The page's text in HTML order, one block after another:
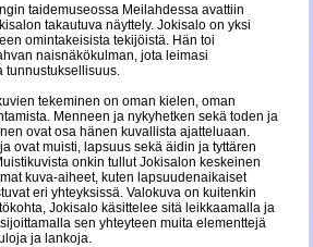
taidemuseossa Meilahdessa avattiin
takautuva näyttely. Jokisalo on yksi
omintakeisista tekijöistä. Hän toi
naisnäkökulman, jota leimasi
tunnustuksellisuus.
tekeminen on oman kielen, oman
Menneen ja nykyhetken sekä toden ja
ovat osa hänen kuvallista ajatteluaan.
ovat muisti, lapsuus sekä äidin ja tyttären
onkin tullut Jokisalon keskeinen
kuva-aiheet, kuten lapsuudenaikaiset
eri yhteyksissä. Valokuva on kuitenkin
Jokisalo käsittelee sitä leikkaamalla ja
sen yhteyteen muita elementtejä
ja lankoja.